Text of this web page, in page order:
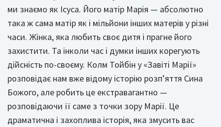
ми знаємо як Ісуса. Його матір Марія — абсолютно
така ж сама матір як і мільйони інших матерів у різні
часи. Жінка, яка любить своє дитя і прагне його
захистити. Та інколи час і думки інших корегують
дійсність по-своєму. Колм Тойбін у «Завіті Марії»
розповідає нам вже відому історію розп’яття Сина
Божого, але робить це екстравагантно —
розповідаючи її саме з точки зору Марії. Це
драматична і захоплива історія, яка змусить вас